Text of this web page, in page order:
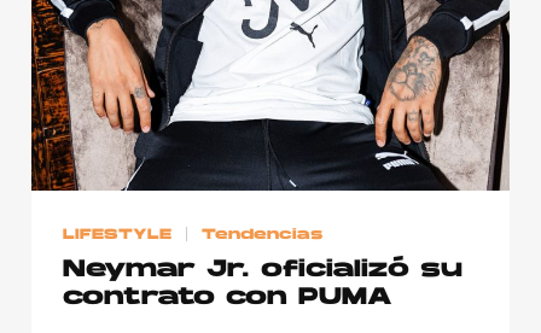
LIFESTYLE Tendencias
Neymar Jr. oficializó su
contrato con PUMA